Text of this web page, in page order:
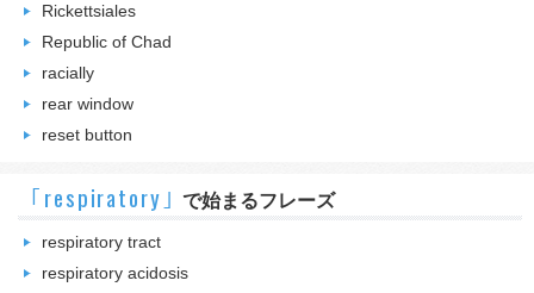
Rickettsiales
Republic of Chad
racially
rear window
reset button
｢respiratory｣ で始まるフレーズ
respiratory tract
respiratory acidosis